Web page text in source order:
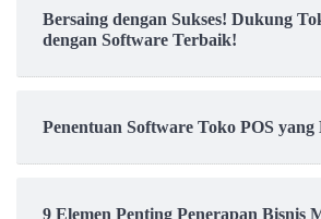
Bersaing dengan Sukses! Dukung
dengan Software Terbaik!
Penentuan Software Toko POS yang
9 Elemen Penting Penerapan Bisnis